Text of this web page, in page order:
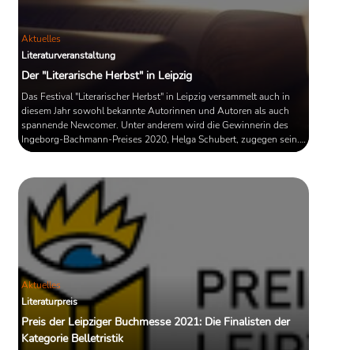
Aktuelles
Literaturveranstaltung
Der "Literarische Herbst" in Leipzig
Das Festival "Literarischer Herbst" in Leipzig versammelt auch in
diesem Jahr sowohl bekannte Autorinnen und Autoren als auch
spannende Newcomer. Unter anderem wird die Gewinnerin des
Ingeborg-Bachmann-Preises 2020, Helga Schubert, zugegen sein.
Laut Veranstalter sollen vom 25. bis 31. Oktober insgesamt 23
Aktuelles
Literaturpreis
Preis der Leipziger Buchmesse 2021: Die Finalisten der
Kategorie Belletristik